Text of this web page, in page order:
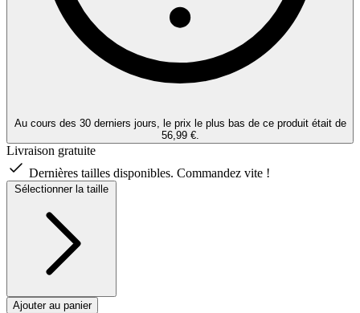
Au cours des 30 derniers jours, le prix le plus bas de ce produit était de
56,99 €.
Livraison gratuite
Dernières tailles disponibles. Commandez vite !
Sélectionner la taille
Ajouter au panier